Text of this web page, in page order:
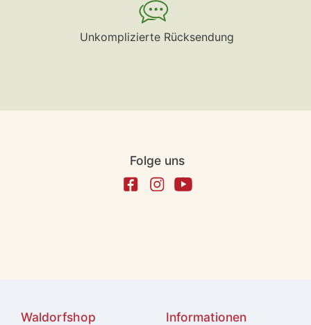
Unkomplizierte Rücksendung
Folge uns
Waldorfshop Informationen